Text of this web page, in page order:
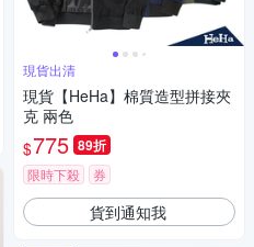
現貨出清
現貨【HeHa】棉質造型拼接夾
克 兩色
$775 89折
限時下殺 券
貨到通知我